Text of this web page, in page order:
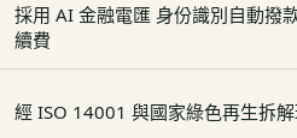
採用 AI 金融電匯 身份識別自動撥
續費
經 ISO 14001 與國家綠色再生拆